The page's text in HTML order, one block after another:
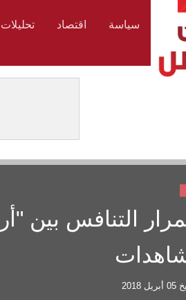
سياسة اقتصاد تحليلات
التنافس بين
05 أبريل 2018